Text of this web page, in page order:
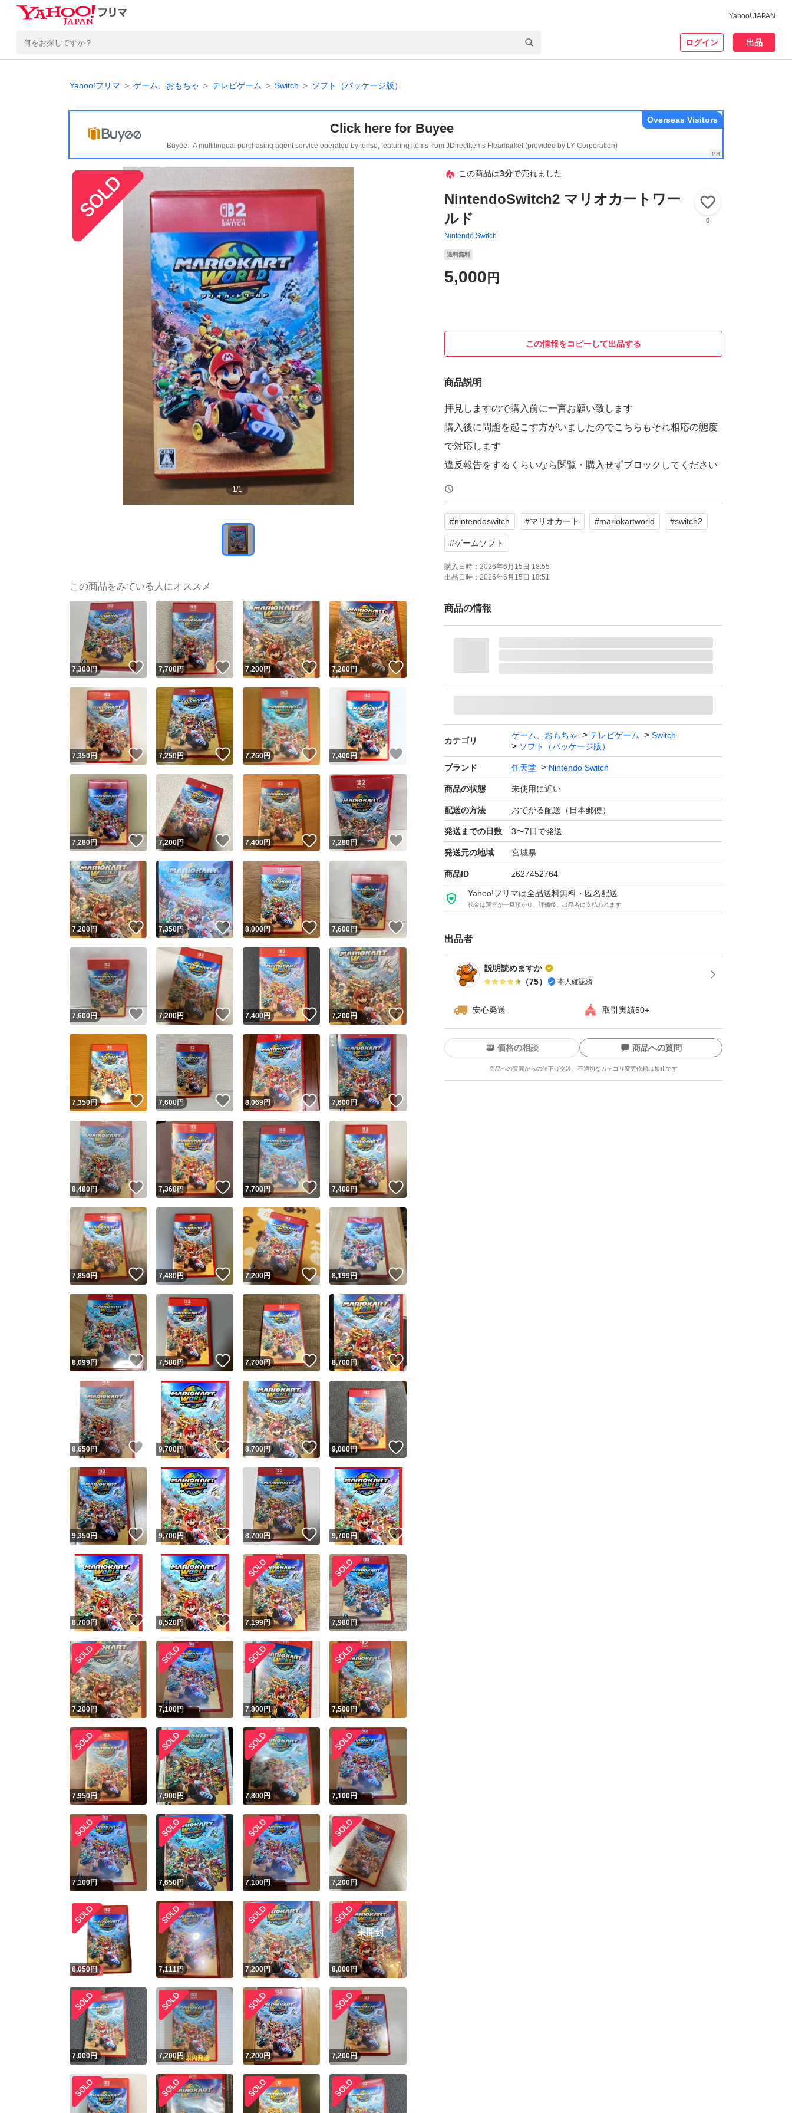
Yahoo! JAPAN
ログイン 出品
Yahoo!フリマ ゲーム、おもちゃ テレビゲーム Switch ソフト（パッケージ版）
Click here for Buyee
Buyee - A multilingual purchasing agent service operated by tenso, featuring items from JDirectItems Fleamarket (provided by LY Corporation)
Overseas Visitors
1/1
この商品は3分で売れました
NintendoSwitch2 マリオカートワー
ルド
Nintendo Switch
0
送料無料
5,000 円
この情報をコピーして出品する
商品説明
拝見しますので購入前に一言お願い致します
購入後に問題を起こす方がいましたのでこちらもそれ相応の態度
で対応します
違反報告をするくらいなら閲覧・購入せずブロックしてください
#nintendoswitch #マリオカート #mariokartworld #switch2
#ゲームソフト
購入日時： 2026年6月15日 18:55
出品日時： 2026年6月15日 18:51
商品の情報
カテゴリ
ゲーム、おもちゃ テレビゲーム
Switch
ソフト（パッケージ版）
ブランド 任天堂 Nintendo Switch
商品の状態 未使用に近い
配送の方法 おてがる配送（日本郵便）
発送までの日数 3〜7日で発送
発送元の地域 宮城県
商品ID z627452764
Yahoo!フリマは全品送料無料・匿名配送
代金は運営が一旦預かり、評価後、出品者に支払われます
出品者
説明読めますか
（75） 本人確認済
安心発送 取引実績50+
ユーザーの実績について
Yahoo!フリマが定めた一定の基準を満たしたユーザーにバッジを付与しています
安心取引出品者
安心取引出品者 Yahoo!フリマの基準をクリアした安心・安全なユーザーです
取引実績
取引実績◯+ このユーザーはYahoo!フリマの取引を完了させた実績があります
他フリマ実績◯+ このユーザーは他フリマサービスでの取引実績があります
スピード&安心発送
※このバッジは実績に基づく表示であり、発送を保証しているものではありません
スピード＆安心発送
このユーザーは高頻度で24時間以内＆設定した発送日数内に発送してい
ます
スピード発送 このユーザーは高頻度で24時間以内に発送しています
安心発送 このユーザーは設定した発送日数内に発送しています
価格の相談 商品への質問
商品への質問からの値下げ交渉、不適切なカテゴリ変更依頼は禁止です
この商品の情報をコピーします
商品画像の 無断転載は禁止されています
コピーは1商品につき1回です
出品ページへ
キャンセル
この商品をみている人にオススメ
7,300円 いいね！
7,700円 いいね！
7,200円 いいね！
7,200円
7,350円 いいね！
7,250円 いいね！
7,260円 いいね！
7,400円
7,280円 いいね！
7,200円 いいね！
7,400円 いいね！
7,280円
7,200円 いいね！
7,350円 いいね！
8,000円 いいね！
7,600円
7,600円 いいね！
7,200円 いいね！
7,400円 いいね！
7,200円
7,350円 いいね！
7,600円 いいね！
8,069円 いいね！
7,600円
8,480円 いいね！
7,368円 いいね！
7,700円 いいね！
7,400円 いいね！
7,850円 いいね！
7,480円 いいね！
7,200円 いいね！
8,199円 いいね！
8,099円 いいね！
7,580円 いいね！
7,700円 いいね！
8,700円
8,650円 いいね！
9,700円 いいね！
8,700円 いいね！
9,000円 いいね！
9,350円 いいね！
9,700円 いいね！
8,700円 いいね！
9,700円
8,700円 いいね！
8,520円 いいね！
7,199円 7,980円
7,200円 7,100円 7,800円 7,500円
7,950円 7,900円 7,800円 7,100円
7,100円 7,650円 7,100円 7,200円
8,050円 7,111円 7,200円 8,000円
7,000円 7,200円 7,200円 7,200円